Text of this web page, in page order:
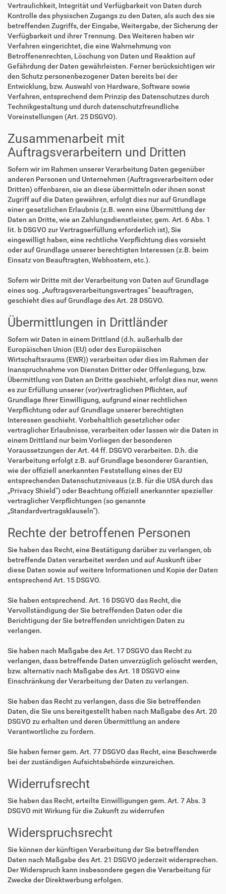
Vertraulichkeit, Integrität und Verfügbarkeit von Daten durch
Kontrolle des physischen Zugangs zu den Daten, als auch des sie
betreffenden Zugriffs, der Eingabe, Weitergabe, der Sicherung der
Verfügbarkeit und ihrer Trennung. Des Weiteren haben wir
Verfahren eingerichtet, die eine Wahrnehmung von
Betroffenenrechten, Löschung von Daten und Reaktion auf
Gefährdung der Daten gewährleisten. Ferner berücksichtigen wir
den Schutz personenbezogener Daten bereits bei der
Entwicklung, bzw. Auswahl von Hardware, Software sowie
Verfahren, entsprechend dem Prinzip des Datenschutzes durch
Technikgestaltung und durch datenschutzfreundliche
Voreinstellungen (Art. 25 DSGVO).
Zusammenarbeit mit
Auftragsverarbeitern und Dritten
Sofern wir im Rahmen unserer Verarbeitung Daten gegenüber
anderen Personen und Unternehmen (Auftragsverarbeitern oder
Dritten) offenbaren, sie an diese übermitteln oder ihnen sonst
Zugriff auf die Daten gewähren, erfolgt dies nur auf Grundlage
einer gesetzlichen Erlaubnis (z.B. wenn eine Übermittlung der
Daten an Dritte, wie an Zahlungsdienstleister, gem. Art. 6 Abs. 1
lit. b DSGVO zur Vertragserfüllung erforderlich ist), Sie
eingewilligt haben, eine rechtliche Verpflichtung dies vorsieht
oder auf Grundlage unserer berechtigten Interessen (z.B. beim
Einsatz von Beauftragten, Webhostern, etc.).
Sofern wir Dritte mit der Verarbeitung von Daten auf Grundlage
eines sog. „Auftragsverarbeitungsvertrages“ beauftragen,
geschieht dies auf Grundlage des Art. 28 DSGVO.
Übermittlungen in Drittländer
Sofern wir Daten in einem Drittland (d.h. außerhalb der
Europäischen Union (EU) oder des Europäischen
Wirtschaftsraums (EWR)) verarbeiten oder dies im Rahmen der
Inanspruchnahme von Diensten Dritter oder Offenlegung, bzw.
Übermittlung von Daten an Dritte geschieht, erfolgt dies nur, wenn
es zur Erfüllung unserer (vor)vertraglichen Pflichten, auf
Grundlage Ihrer Einwilligung, aufgrund einer rechtlichen
Verpflichtung oder auf Grundlage unserer berechtigten
Interessen geschieht. Vorbehaltlich gesetzlicher oder
vertraglicher Erlaubnisse, verarbeiten oder lassen wir die Daten in
einem Drittland nur beim Vorliegen der besonderen
Voraussetzungen der Art. 44 ff. DSGVO verarbeiten. D.h. die
Verarbeitung erfolgt z.B. auf Grundlage besonderer Garantien,
wie der offiziell anerkannten Feststellung eines der EU
entsprechenden Datenschutzniveaus (z.B. für die USA durch das
„Privacy Shield“) oder Beachtung offiziell anerkannter spezieller
vertraglicher Verpflichtungen (so genannte
„Standardvertragsklauseln“).
Rechte der betroffenen Personen
Sie haben das Recht, eine Bestätigung darüber zu verlangen, ob
betreffende Daten verarbeitet werden und auf Auskunft über
diese Daten sowie auf weitere Informationen und Kopie der Daten
entsprechend Art. 15 DSGVO.
Sie haben entsprechend. Art. 16 DSGVO das Recht, die
Vervollständigung der Sie betreffenden Daten oder die
Berichtigung der Sie betreffenden unrichtigen Daten zu
verlangen.
Sie haben nach Maßgabe des Art. 17 DSGVO das Recht zu
verlangen, dass betreffende Daten unverzüglich gelöscht werden,
bzw. alternativ nach Maßgabe des Art. 18 DSGVO eine
Einschränkung der Verarbeitung der Daten zu verlangen.
Sie haben das Recht zu verlangen, dass die Sie betreffenden
Daten, die Sie uns bereitgestellt haben nach Maßgabe des Art. 20
DSGVO zu erhalten und deren Übermittlung an andere
Verantwortliche zu fordern.
Sie haben ferner gem. Art. 77 DSGVO das Recht, eine Beschwerde
bei der zuständigen Aufsichtsbehörde einzureichen.
Widerrufsrecht
Sie haben das Recht, erteilte Einwilligungen gem. Art. 7 Abs. 3
DSGVO mit Wirkung für die Zukunft zu widerrufen
Widerspruchsrecht
Sie können der künftigen Verarbeitung der Sie betreffenden
Daten nach Maßgabe des Art. 21 DSGVO jederzeit widersprechen.
Der Widerspruch kann insbesondere gegen die Verarbeitung für
Zwecke der Direktwerbung erfolgen.